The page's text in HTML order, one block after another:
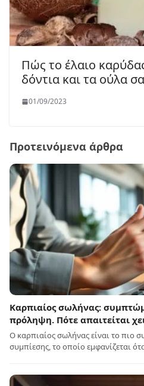
Πώς το έλαιο
δόντια και τα ούλα
01/09/2023
Προτεινόμενα άρθρα
Καρπιαίος σωλήνας:
πρόληψη. Πότε απαιτείται
Ο καρπιαίος σωλήνας είναι το πιο
συμπίεσης, το οποίο εμφανίζεται